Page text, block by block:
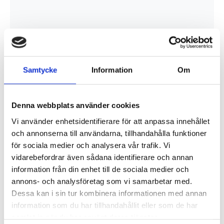
Samtycke Information Om
Denna webbplats använder cookies
Vi använder enhetsidentifierare för att anpassa innehållet
och annonserna till användarna, tillhandahålla funktioner
för sociala medier och analysera vår trafik. Vi
vidarebefordrar även sådana identifierare och annan
information från din enhet till de sociala medier och
annons- och analysföretag som vi samarbetar med.
Dessa kan i sin tur kombinera informationen med annan
information som du har tillhandahållit eller som de har
Ladda ner produktblad
Produktinformation